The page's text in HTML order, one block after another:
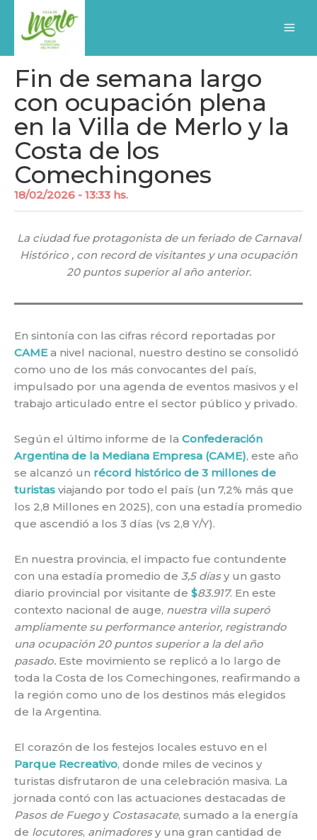
contenido
Fin de semana largo
con ocupación plena
en la Villa de Merlo y la
Costa de los
Comechingones
18/02/2026 - 13:33 hs.
La ciudad fue protagonista de un feriado de Carnaval
Histórico , con record de visitantes y una ocupación
20 puntos superior al año anterior.
En sintonía con las cifras récord reportadas por
CAMEa nivel nacional, nuestro destino se consolidó
como uno de los más convocantes del país,
impulsado por una agenda de eventos masivos y el
trabajo articulado entre el sector público y privado.
Según el último informe de la Confederación
Argentina de la Mediana Empresa (CAME), este año
se alcanzó un récord histórico de 3 millones de
turistas viajando por todo el país (un 7,2% más que
los 2,8 Millones en 2025), con una estadía promedio
que ascendió a los 3 días (vs 2,8 Y/Y).
En nuestra provincia, el impacto fue contundente
con una estadía promedio de 3,5 díasy un gasto
diario provincial por visitante de $83.917. En este
contexto nacional de auge, nuestra villa superó
ampliamente su performance anterior, registrando
una ocupación 20 puntos superior a la del año
pasado. Este movimiento se replicó a lo largo de
toda la Costa de los Comechingones, reafirmando a
la región como uno de los destinos más elegidos
de la Argentina.
El corazón de los festejos locales estuvo en el
Parque Recreativo, donde miles de vecinos y
turistas disfrutaron de una celebración masiva. La
jornada contó con las actuaciones destacadas de
Pasos de Fuego y Costasacate, sumado a la energía
de locutores, animadoresy una gran cantidad de